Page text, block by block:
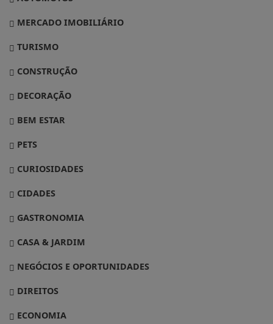
MERCADO IMOBILIÁRIO
TURISMO
CONSTRUÇÃO
DECORAÇÃO
BEM ESTAR
PETS
CURIOSIDADES
CIDADES
GASTRONOMIA
CASA & JARDIM
NEGÓCIOS E OPORTUNIDADES
DIREITOS
ECONOMIA